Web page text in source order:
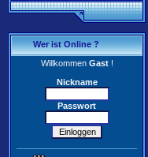
Wer ist Online ?
WillkommenGast!
Nickname
Passwort